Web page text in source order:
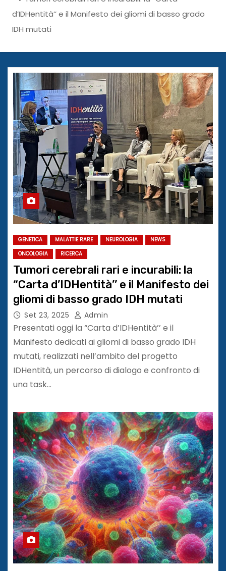
d’IDHentità’’ e il Manifesto dei gliomi di basso grado
IDH mutati
GENETICA MALATTIE RARE NEUROLOGIA
NEWS
ONCOLOGIA
RICERCA
Tumori cerebrali rari e incurabili: la
“Carta d’IDHentità’’ e il Manifesto dei
gliomi di basso grado IDH mutati
Set 23, 2025 Admin
Presentati oggi la “Carta d’IDHentità’’ e il
Manifesto dedicati ai gliomi di basso grado IDH
mutati, realizzati nell’ambito del progetto
IDHentità, un percorso di dialogo e confronto di
una task…